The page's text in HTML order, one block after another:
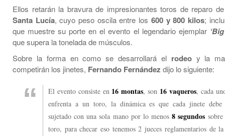
Ellos retarán la bravura de impresionantes toros de reparo
Santa Lucía, cuyo peso oscila entre los 600 y 800 kilos;
que muestre su porte en el evento el legendario ejemplar
que supera la tonelada de músculos.
Sobre la forma en como se desarrollará el rodeoy la
competirán los jinetes, Fernando Fernández dijo lo siguiente:
El evento consiste en 16 montas, son 16 vaqueros, cada
enfrenta a un toro, la dinámica es que cada jinete debe
sujetado con una sola mano por lo menos8 segundos
toro, para checar eso tenemos 2 jueces reglamentarios de